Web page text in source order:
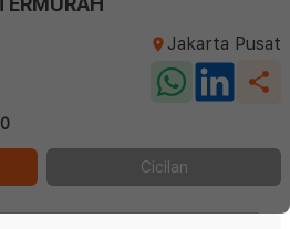
Jakarta Pusat
Cicilan